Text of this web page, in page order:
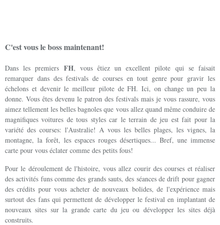
C'est vous le boss maintenant!
Dans les premiers FH, vous êtiez un excellent pilote qui se faisait
remarquer dans des festivals de courses en tout genre pour gravir les
échelons et devenir le meilleur pilote de FH. Ici, on change un peu la
donne. Vous êtes devenu le patron des festivals mais je vous rassure, vous
aimez tellement les belles bagnoles que vous allez quand même conduire de
magnifiques voitures de tous styles car le terrain de jeu est fait pour la
variété des courses: l'Australie! A vous les belles plages, les vignes, la
montagne, la forêt, les espaces rouges désertiques... Bref, une immense
carte pour vous éclater comme des petits fous!
Pour le déroulement de l'histoire, vous allez courir des courses et réaliser
des activités funs comme des grands sauts, des séances de drift pour gagner
des crédits pour vous acheter de nouveaux bolides, de l'expérience mais
surtout des fans qui permettent de développer le festival en implantant de
nouveaux sites sur la grande carte du jeu ou développer les sites déjà
construits.